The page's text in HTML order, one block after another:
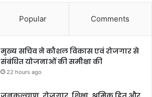
Popular Comments
मुख्य सचिव ने कौशल विकास एवं रोजगार से
संबंधित योजनाओं की समीक्षा की
22 hours ago